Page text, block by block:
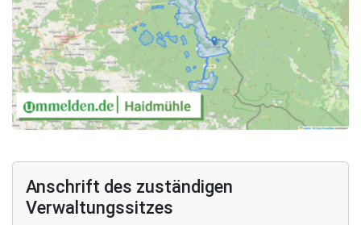
Anschrift des zuständigen
Verwaltungssitzes